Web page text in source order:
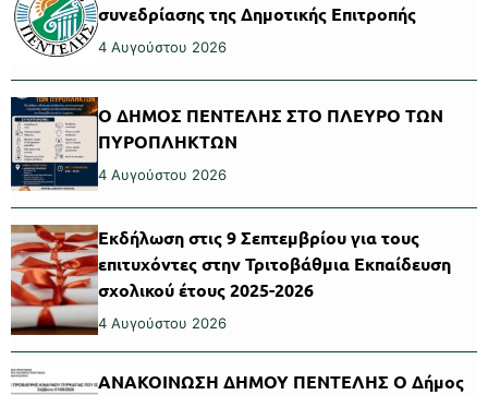
συνεδρίασης της Δημοτικής Επιτροπής
4 Αυγούστου 2026
Ο ΔΗΜΟΣ ΠΕΝΤΕΛΗΣ ΣΤΟ ΠΛΕΥΡΟ ΤΩΝ
ΠΥΡΟΠΛΗΚΤΩΝ
4 Αυγούστου 2026
Εκδήλωση στις 9 Σεπτεμβρίου για τους
επιτυχόντες στην Τριτοβάθμια Εκπαίδευση
σχολικού έτους 2025-2026
4 Αυγούστου 2026
ΑΝΑΚΟΙΝΩΣΗ ΔΗΜΟΥ ΠΕΝΤΕΛΗΣ Ο Δήμος